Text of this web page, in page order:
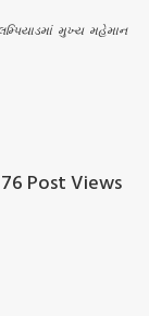
મુખ્ય મહેમાન
Post Views